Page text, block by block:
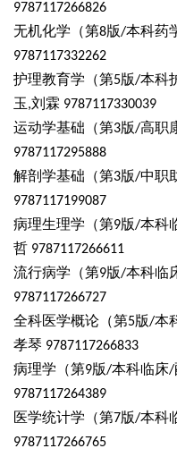
9787117266826
无机化学（第8版/本科药
9787117332262
护理教育学（第5版/本科
玉,刘霖 9787117330039
运动学基础（第3版/高职
9787117295888
解剖学基础（第3版/中职
9787117199087
病理生理学（第9版/本科
哲 9787117266611
流行病学（第9版/本科临
9787117266727
全科医学概论（第5版/本
孝琴 9787117266833
病理学（第9版/本科临床/
9787117264389
医学统计学（第7版/本科
9787117266765